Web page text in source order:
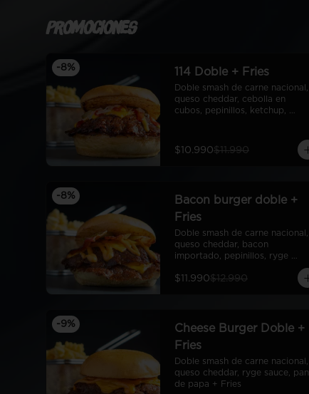
Promociones
-8% 114 Doble + Fries
Doble smash de carne nacional,
queso cheddar, cebolla en
cubos, pepinillos, ketchup,
$10.990$11.990
-8%
Bacon burger doble +
Fries
Doble smash de carne nacional,
queso cheddar, bacon
importado, pepinillos, ryge
$11.990$12.990
-9%
Cheese Burger Doble +
Fries
Doble smash de carne nacional,
queso cheddar, ryge sauce, pan
de papa + Fries